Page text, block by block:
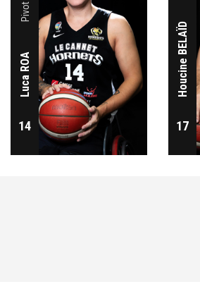
14
Luca ROA
Pivot
17
Houcine BELAÏD